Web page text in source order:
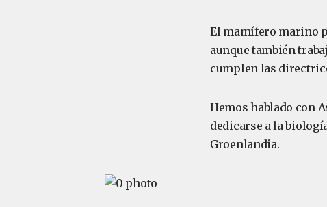
El mamífero marino
aunque también
cumplen las
Hemos hablado con
dedicarse a la
Groenlandia.